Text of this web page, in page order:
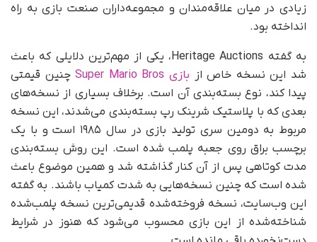
زیادی در میان علاقه‌مندان و مجموعه‌داران صنعت بازی به راه
انداخته بود.
به گفته Heritage Auctions، یکی از مهم‌ترین دلایلی که باعث
شد این نسخه خاص از بازی Super Mario Bros
چنین قیمتی
پیدا کند، نوع بسته‌بندی آن است. برخلاف بسیاری از نسخه‌های
بعدی که با پلاستیک شرینک‌ رپ بسته‌بندی می‌شدند، این نسخه
مربوط به دومین سری تولید بازی در سال ۱۹۸۵ است و با یک
برچسب براق روی جعبه پلمب شده است. این روش بسته‌بندی
مدت کوتاهی پس از آن کنار گذاشته شد و همین موضوع باعث
شده است که چنین نسخه‌هایی به شدت کمیاب باشند. به گفته
این وب‌سایت، نسخه فروخته‌شده قدیمی‌ترین نسخه پلمب‌شده
شناخته‌شده از این بازی محسوب می‌شود که هنوز در شرایط